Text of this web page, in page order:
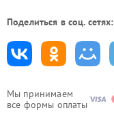
Мы принимаем
все формы оплаты
Поделиться в соц. сетях: